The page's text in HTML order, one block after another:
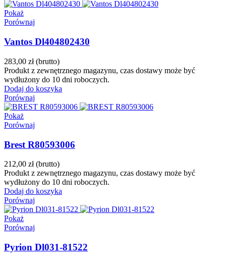
Pokaż
Porównaj
Vantos Dl404802430
283,00 zł (brutto)
Produkt z zewnętrznego magazynu, czas dostawy może być
wydłużony do 10 dni roboczych.
Dodaj do koszyka
Porównaj
Pokaż
Porównaj
Brest R80593006
212,00 zł (brutto)
Produkt z zewnętrznego magazynu, czas dostawy może być
wydłużony do 10 dni roboczych.
Dodaj do koszyka
Porównaj
Pokaż
Porównaj
Pyrion Dl031-81522